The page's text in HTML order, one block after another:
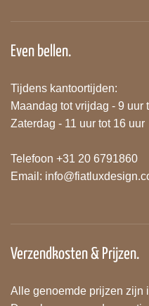
Even bellen.
Tijdens kantoortijden:
Maandag tot vrijdag - 9 uur
Zaterdag - 11 uur tot 16 uur
Telefoon +31 20 6791860
Email:
Verzendkosten & Prijzen.
Alle genoemde prijzen zijn